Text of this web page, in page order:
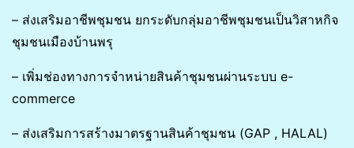
– ส่งเสริมอาชีพชุมชน ยกระดับกลุ่มอาชีพชุมชนเป็นวิสาหกิจ
ชุมชนเมืองบ้านพรุ
– เพิ่มช่องทางการจำหน่ายสินค้าชุมชนผ่านระบบ e-
commerce
– ส่งเสริมการสร้างมาตรฐานสินค้าชุมชน (GAP , HALAL)